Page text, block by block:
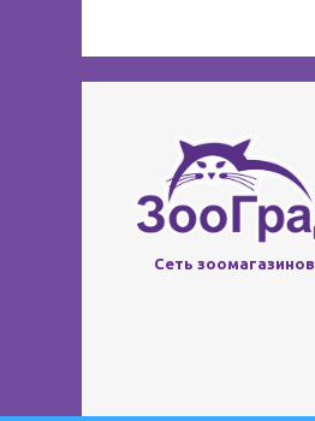
Сеть зоомагазинов